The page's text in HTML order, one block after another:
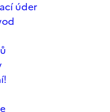
úder